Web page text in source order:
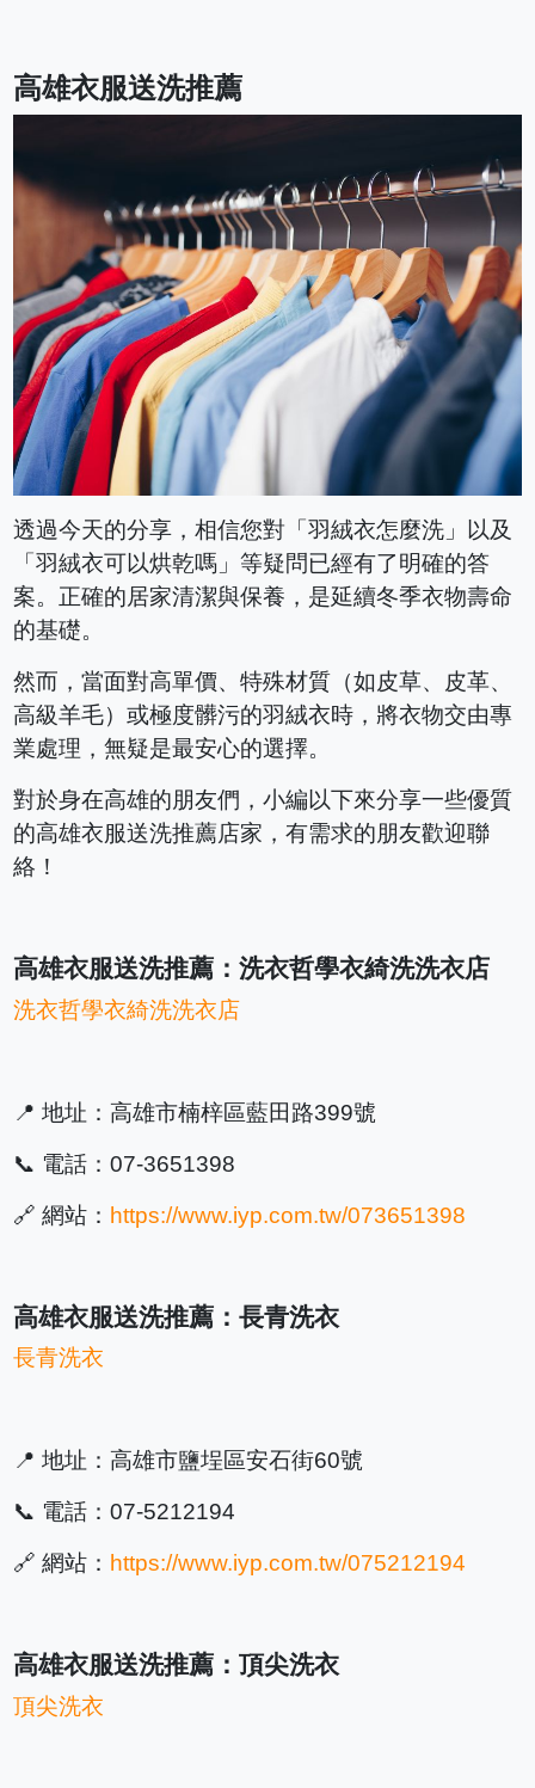
高雄衣服送洗推薦
透過今天的分享，相信您對「羽絨衣怎麼洗」以及
「羽絨衣可以烘乾嗎」等疑問已經有了明確的答
案。正確的居家清潔與保養，是延續冬季衣物壽命
的基礎。
然而，當面對高單價、特殊材質（如皮草、皮革、
高級羊毛）或極度髒污的羽絨衣時，將衣物交由專
業處理，無疑是最安心的選擇。
對於身在高雄的朋友們，小編以下來分享一些優質
的高雄衣服送洗推薦店家，有需求的朋友歡迎聯
絡！
高雄衣服送洗推薦：洗衣哲學衣綺洗洗衣店
洗衣哲學衣綺洗洗衣店
📍 地址：高雄市楠梓區藍田路399號
📞 電話：07-3651398
🔗 網站： https://www.iyp.com.tw/073651398
高雄衣服送洗推薦：長青洗衣
長青洗衣
📍 地址：高雄市鹽埕區安石街60號
📞 電話：07-5212194
🔗 網站： https://www.iyp.com.tw/075212194
高雄衣服送洗推薦：頂尖洗衣
頂尖洗衣